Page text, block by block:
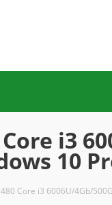
i3
10
Core i3 6006U/4Gb/